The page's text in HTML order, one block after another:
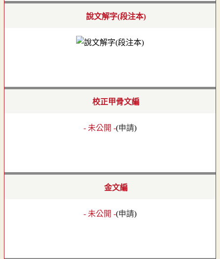
說文解字(段注本)
校正甲骨文編
- 未公開 -(申請)
金文編
- 未公開 -(申請)